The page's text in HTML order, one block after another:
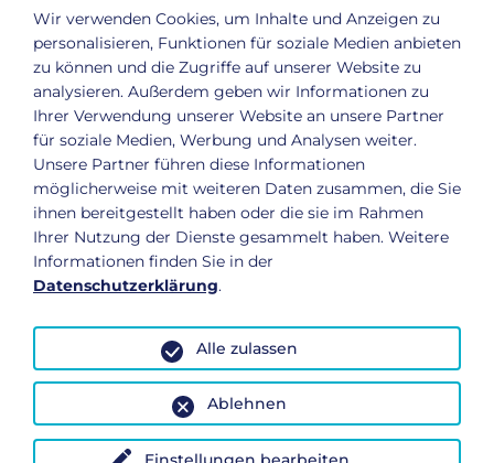
* Pflichtfelder sind mit einem Sternchen gekennzeichnet.
Premium Fitness und Gesundheit in Dessau: Das
aktiVital ist mehr als nur ein Fitnessstudio in
Dessau.
Elisabethstr. 25 06844 Dessau-Roßlau
Telefon: 0340 25084372
E-Mail: info@aktivital-dessau.de
Konzept und Webentwicklung: TYPO3 Agentur igroup
Internetagentur
Wir verwenden Cookies, um Inhalte und Anzeigen zu
personalisieren, Funktionen für soziale Medien anbieten
zu können und die Zugriffe auf unserer Website zu
analysieren. Außerdem geben wir Informationen zu
Ihrer Verwendung unserer Website an unsere Partner
für soziale Medien, Werbung und Analysen weiter.
Unsere Partner führen diese Informationen
möglicherweise mit weiteren Daten zusammen, die Sie
ihnen bereitgestellt haben oder die sie im Rahmen
Ihrer Nutzung der Dienste gesammelt haben. Weitere
Informationen finden Sie in der
Datenschutzerklärung.
Ablehnen
Alle zulassen